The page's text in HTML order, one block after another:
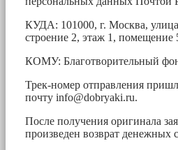
КУДА: 101000, г. Москва,
строение 2, этаж 1, помещение
КОМУ: Благотворительный
Трек-номер отправления
почту info@dobryaki.ru.
После получения оригинала
произведен возврат денежных